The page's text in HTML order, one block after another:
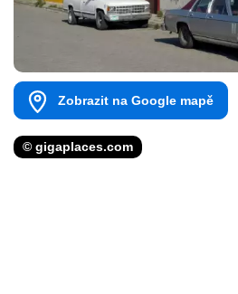
Zobrazit na Google mapě
© gigaplaces.com